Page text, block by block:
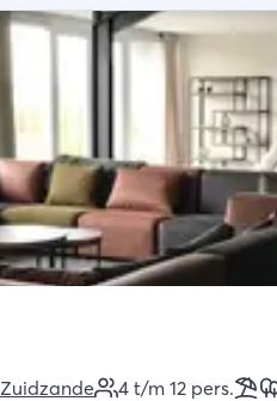
Zuidzande 4 t/m 12 pers.